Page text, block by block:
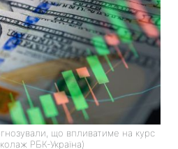
що впливатиме на курс
РБК-Україна)